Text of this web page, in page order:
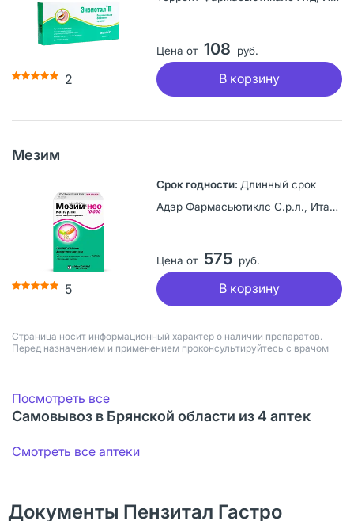
2
Цена от 108 руб.
В корзину
Мезим
5
Длинный срок
Адэр Фармасьютиклс С.р.л., Италия
Цена от 575 руб.
В корзину
Страница носит информационный характер о наличии препаратов.
Перед назначением и применением проконсультируйтесь с врачом
Посмотреть все
Самовывоз в Брянской области из 4 аптек
Смотреть все аптеки
Документы Пензитал Гастро